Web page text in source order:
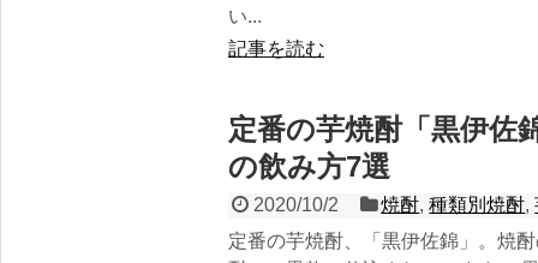
い...
記事を読む
定番の芋焼酎「黒伊佐
の飲み方7選
2020/10/2 焼酎,種類別焼酎,
定番の芋焼酎、「黒伊佐錦」。焼